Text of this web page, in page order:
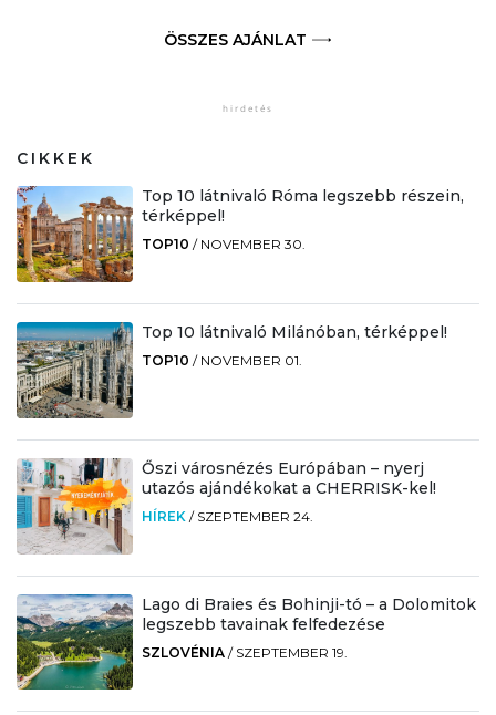
ÖSSZES AJÁNLAT
CIKKEK
Top 10 látnivaló Róma legszebb részein,
térképpel!
TOP10 / NOVEMBER 30.
Top 10 látnivaló Milánóban, térképpel!
TOP10 / NOVEMBER 01.
Őszi városnézés Európában – nyerj
utazós ajándékokat a CHERRISK-kel!
HÍREK / SZEPTEMBER 24.
Lago di Braies és Bohinji-tó – a Dolomitok
legszebb tavainak felfedezése
SZLOVÉNIA / SZEPTEMBER 19.